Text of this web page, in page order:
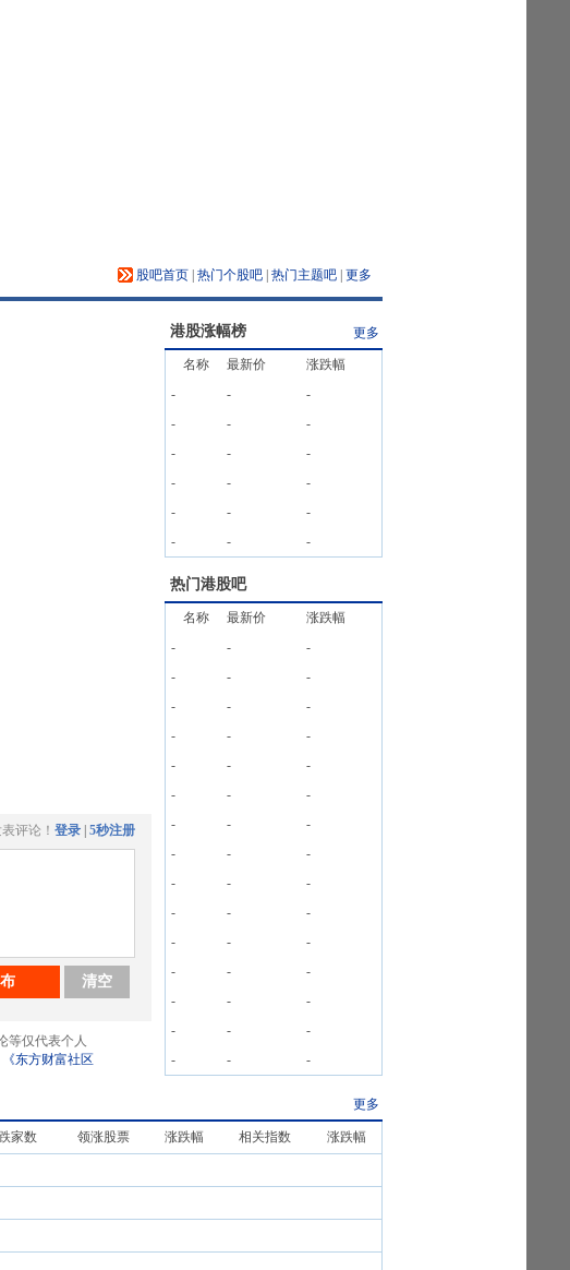
股吧首页 热门个股吧 热门主题吧 更多
评论！ 登录 5秒注册
清空
等仅代表个人
《东方财富社区
港股涨幅榜 更多
名称 最新价
涨跌幅
-
-
-
-
-
-
-
-
-
-
-
-
-
-
-
-
- -
热门港股吧
名称 最新价
涨跌幅
-
-
-
-
-
-
-
-
-
-
-
-
-
-
-
-
-
-
-
-
-
-
-
-
-
-
-
-
-
-
-
-
-
-
-
-
-
-
-
-
-
-
-
- -
更多
家数 领涨股票 涨跌幅 相关指数 涨跌幅